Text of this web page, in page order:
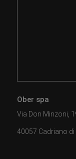
Ober spa
Via Don Minzoni,
40057 Cadriano